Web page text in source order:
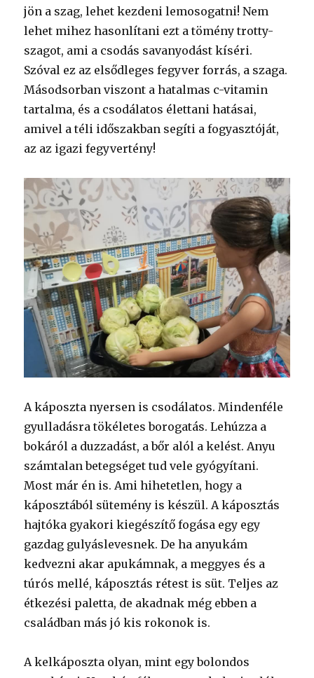
jön a szag, lehet kezdeni lemosogatni! Nem
lehet mihez hasonlítani ezt a tömény trotty-
szagot, ami a csodás savanyodást kíséri.
Szóval ez az elsődleges fegyver forrás, a szaga.
Másodsorban viszont a hatalmas c-vitamin
tartalma, és a csodálatos élettani hatásai,
amivel a téli időszakban segíti a fogyasztóját,
az az igazi fegyvertény!
A káposzta nyersen is csodálatos. Mindenféle
gyulladásra tökéletes borogatás. Lehúzza a
bokáról a duzzadást, a bőr alól a kelést. Anyu
számtalan betegséget tud vele gyógyítani.
Most már én is. Ami hihetetlen, hogy a
káposztából sütemény is készül. A káposztás
hajtóka gyakori kiegészítő fogása egy egy
gazdag gulyáslevesnek. De ha anyukám
kedvezni akar apukámnak, a meggyes és a
túrós mellé, káposztás rétest is süt. Teljes az
étkezési paletta, de akadnak még ebben a
családban más jó kis rokonok is.
A kelkáposzta olyan, mint egy bolondos